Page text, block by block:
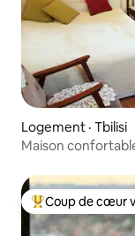
Logement · Tbilisi
Maison
Coup de cœur
Coup de cœur